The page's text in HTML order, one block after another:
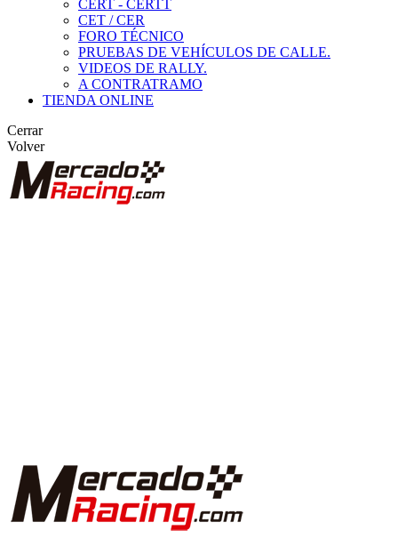
CERT - CERTT
CET / CER
FORO TÉCNICO
PRUEBAS DE VEHÍCULOS DE CALLE.
VIDEOS DE RALLY.
A CONTRATRAMO
TIENDA ONLINE
Cerrar
Volver
Porsche
Skoda
OTRAS MARCAS